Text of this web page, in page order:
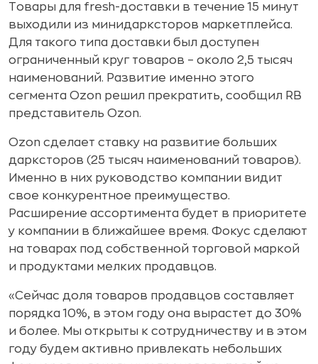
Товары для fresh-доставки в течение 15 минут
выходили из минидарксторов маркетплейса.
Для такого типа доставки был доступен
ограниченный круг товаров – около 2,5 тысяч
наименований. Развитие именно этого
сегмента Ozon решил прекратить, сообщил RB
представитель Ozon.
Ozon сделает ставку на развитие больших
дарксторов (25 тысяч наименований товаров).
Именно в них руководство компании видит
свое конкурентное преимущество.
Расширение ассортимента будет в приоритете
у компании в ближайшее время. Фокус сделают
на товарах под собственной торговой маркой
и продуктами мелких продавцов.
«Сейчас доля товаров продавцов составляет
порядка 10%, в этом году она вырастет до 30%
и более. Мы открыты к сотрудничеству и в этом
году будем активно привлекать небольших